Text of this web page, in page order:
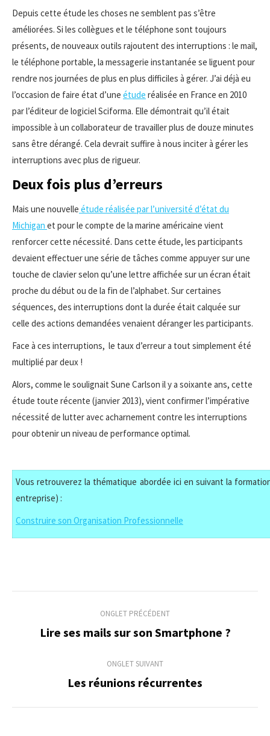
Depuis cette étude les choses ne semblent pas s’être
améliorées. Si les collègues et le téléphone sont toujours
présents, de nouveaux outils rajoutent des interruptions : le mail,
le téléphone portable, la messagerie instantanée se liguent pour
rendre nos journées de plus en plus difficiles à gérer. J’ai déjà eu
l’occasion de faire état d’une étude réalisée en France en 2010
par l’éditeur de logiciel Sciforma. Elle démontrait qu’il était
impossible à un collaborateur de travailler plus de douze minutes
sans être dérangé. Cela devrait suffire à nous inciter à gérer les
interruptions avec plus de rigueur.
Deux fois plus d’erreurs
Mais une nouvelle étude réalisée par l’université d’état du
Michigan et pour le compte de la marine américaine vient
renforcer cette nécessité. Dans cette étude, les participants
devaient effectuer une série de tâches comme appuyer sur une
touche de clavier selon qu’une lettre affichée sur un écran était
proche du début ou de la fin de l’alphabet. Sur certaines
séquences, des interruptions dont la durée était calquée sur
celle des actions demandées venaient déranger les participants.
Face à ces interruptions, le taux d’erreur a tout simplement été
multiplié par deux !
Alors, comme le soulignait Sune Carlson il y a soixante ans, cette
étude toute récente (janvier 2013), vient confirmer l’impérative
nécessité de lutter avec acharnement contre les interruptions
pour obtenir un niveau de performance optimal.
Vous retrouverez la thématique abordée ici en suivant la
entreprise) :
Construire son Organisation Professionnelle
commentaire
ONGLET PRÉCÉDENT
Onglet
Lire ses mails sur son Smartphone ?
ONGLET SUIVANT
Onglet
Les réunions récurrentes